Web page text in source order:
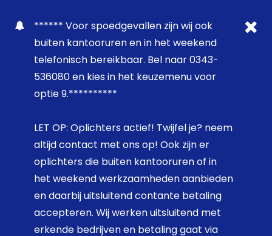
****** Voor spoedgevallen zijn wij ook
buiten kantooruren en in het weekend
telefonisch bereikbaar. Bel naar 0343-
536080 en kies in het keuzemenu voor
optie 9.**********
LET OP: Oplichters actief! Twijfel je? neem
altijd contact met ons op! Ook zijn er
oplichters die buiten kantooruren of in
het weekend werkzaamheden aanbieden
en daarbij uitsluitend contante betaling
accepteren. Wij werken uitsluitend met
erkende bedrijven en betaling gaat via